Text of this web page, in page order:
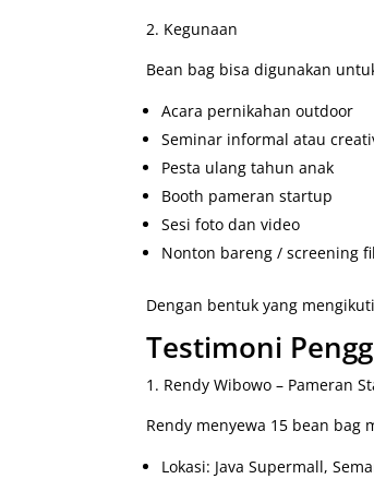
2. Kegunaan
Bean bag bisa digunakan
Acara pernikahan outdoor
Seminar informal atau
Pesta ulang tahun anak
Booth pameran startup
Sesi foto dan video
Nonton bareng / screening
Dengan bentuk yang
Testimoni
1. Rendy Wibowo – Pameran
Rendy menyewa 15 bean
Lokasi: Java Supermall,